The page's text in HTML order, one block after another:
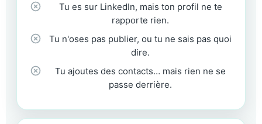
Tu es sur LinkedIn, mais ton profil ne te
rapporte rien.
Tu n'oses pas publier, ou tu ne sais pas quoi
dire.
Tu ajoutes des contacts… mais rien ne se
passe derrière.